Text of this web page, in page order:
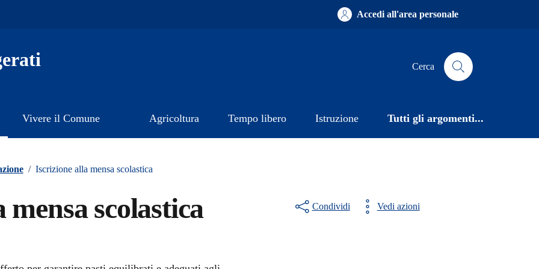
Accedi all'area personale
Cerca
Vivere il Comune Agricoltura Tempo libero Istruzione Tutti gli argomenti...
/ Iscrizione alla mensa scolastica
scolastica Condividi Vedi azioni